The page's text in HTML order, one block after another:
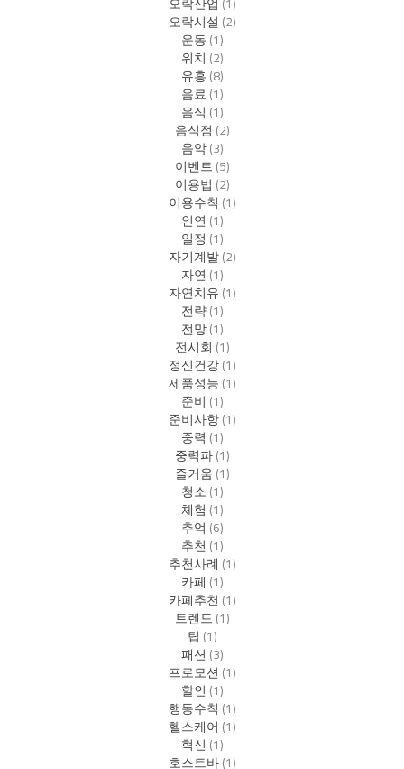
오락시설 (2)
운동(1)
위치 (2)
유흥(8)
음료(1)
음식 (1)
음식점 (2)
음악(3)
이벤트(5)
이용법 (2)
이용수칙 (1)
인연(1)
일정 (1)
자기계발(2)
자연(1)
자연치유(1)
전략(1)
전망(1)
전시회 (1)
정신건강(1)
제품성능(1)
준비 (1)
준비사항(1)
중력 (1)
중력파(1)
즐거움(1)
청소(1)
체험 (1)
추억 (6)
추천(1)
추천사례 (1)
카페 (1)
카페추천(1)
트렌드(1)
팁 (1)
패션(3)
프로모션(1)
할인(1)
행동수칙 (1)
헬스케어 (1)
혁신(1)
호스트바(1)